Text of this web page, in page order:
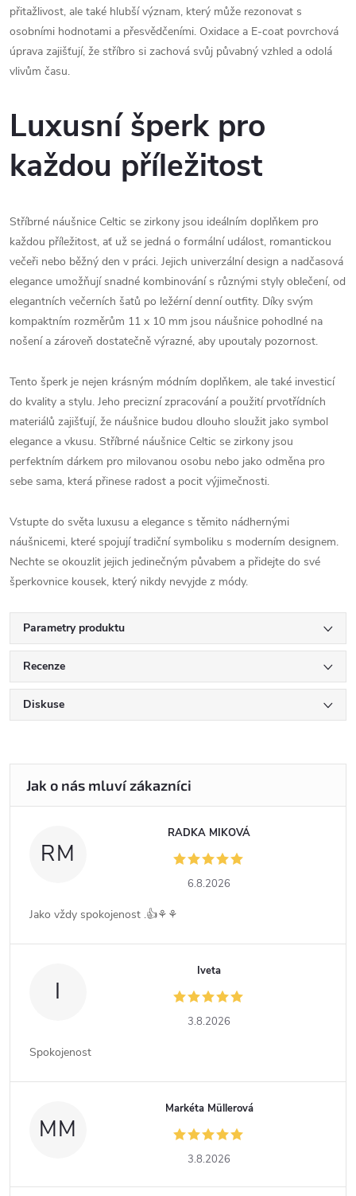
přitažlivost, ale také hlubší význam, který může rezonovat s
osobními hodnotami a přesvědčeními. Oxidace a E-coat povrchová
úprava zajišťují, že stříbro si zachová svůj půvabný vzhled a odolá
vlivům času.
Luxusní šperk pro
každou příležitost
Stříbrné náušnice Celtic se zirkony jsou ideálním doplňkem pro
každou příležitost, ať už se jedná o formální událost, romantickou
večeři nebo běžný den v práci. Jejich univerzální design a nadčasová
elegance umožňují snadné kombinování s různými styly oblečení, od
elegantních večerních šatů po ležérní denní outfity. Díky svým
kompaktním rozměrům 11 x 10 mm jsou náušnice pohodlné na
nošení a zároveň dostatečně výrazné, aby upoutaly pozornost.
Tento šperk je nejen krásným módním doplňkem, ale také investicí
do kvality a stylu. Jeho precizní zpracování a použití prvotřídních
materiálů zajišťují, že náušnice budou dlouho sloužit jako symbol
elegance a vkusu. Stříbrné náušnice Celtic se zirkony jsou
perfektním dárkem pro milovanou osobu nebo jako odměna pro
sebe sama, která přinese radost a pocit výjimečnosti.
Vstupte do světa luxusu a elegance s těmito nádhernými
náušnicemi, které spojují tradiční symboliku s moderním designem.
Nechte se okouzlit jejich jedinečným půvabem a přidejte do své
šperkovnice kousek, který nikdy nevyjde z módy.
Parametry produktu
Recenze
Diskuse
RM
RADKA MIKOVÁ
6.8.2026
Jako vždy spokojenost .👍⚘️⚘️
I
Iveta
3.8.2026
Spokojenost
MM
Markéta Müllerová
3.8.2026